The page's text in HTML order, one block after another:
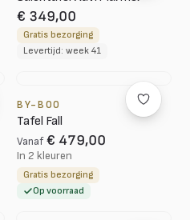
€ 349,00
Gratis bezorging
Levertijd: week 41
BY-BOO
Tafel Fall
Vanaf € 479,00
In 2 kleuren
Gratis bezorging
Op voorraad